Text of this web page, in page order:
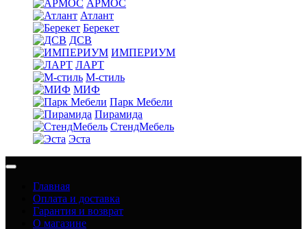
АРМОС
Атлант
Берекет
ДСВ
ИМПЕРИУМ
ЛАРТ
М-стиль
МИФ
Парк Мебели
Пирамида
СтендМебель
Эста
Главная
Оплата и доставка
Гарантия и возврат
О магазине